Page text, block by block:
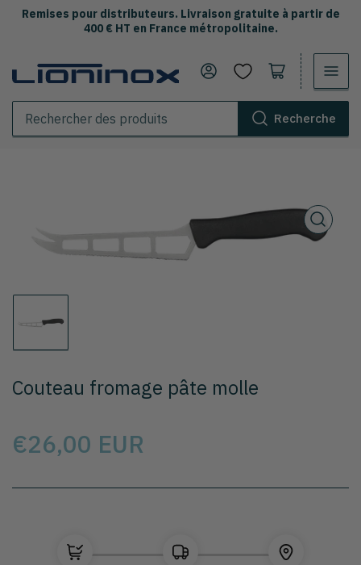
Remises pour distributeurs. Livraison gratuite à partir de
400 € HT en France métropolitaine.
Rechercher
Recherche
Se connecter Ouvrir le panier
Ouvrir
la
Chargement
1
Couteau fromage pâte molle
Prix
€26,00 EUR